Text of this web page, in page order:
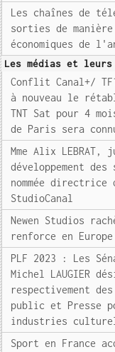
Les chaînes de
sorties de
économiques de
Les médias et
Conflit Canal+/
à nouveau le
TNT Sat pour 4
de Paris sera
Mme Alix
développement
nommée
StudioCanal
Newen Studios
renforce en
PLF 2023 : Les
Michel LAUGIER
respectivement
public et Presse
industries
Sport en France